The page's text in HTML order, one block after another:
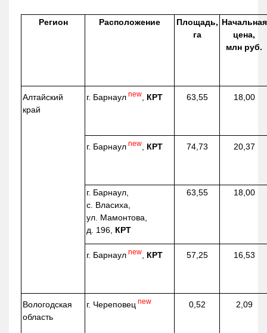
Регион Расположение
Площадь,
га
Начальная
цена,
млн руб.
Алтайский
край
г. Барнаул new КРТ 63,55 18,00
г. Барнаул new КРТ 74,73 20,37
г. Барнаул,
с. Власиха,
ул. Мамонтова,
д. 196, КРТ
63,55 18,00
г. Барнаул new КРТ 57,25 16,53
Вологодская
область
г. Череповец new 0,52 2,09